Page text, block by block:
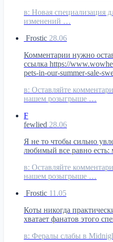
в: Новая специализация
изменений …
Frostic 28.06
Комментарии нужно
ссылка https://
pets-in-our-summer-sale-
в: Оставляйте
нашем розыгрыше …
F
fewlied 28.06
Я не то чтобы сильно
любимый все равно
в: Оставляйте
нашем розыгрыше …
Frostic 11.05
Коты никогда
хватает фанатов этого
в: Фералы слабы в